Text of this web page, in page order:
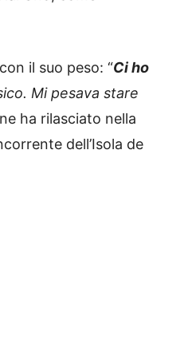
il suo peso: “Ci ho
Mi pesava stare
ha rilasciato nella
dell’Isola de